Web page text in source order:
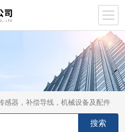
感器，补偿导线，机械设备及配件